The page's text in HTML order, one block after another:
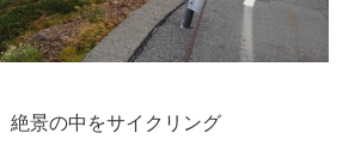
絶景の中をサイクリング